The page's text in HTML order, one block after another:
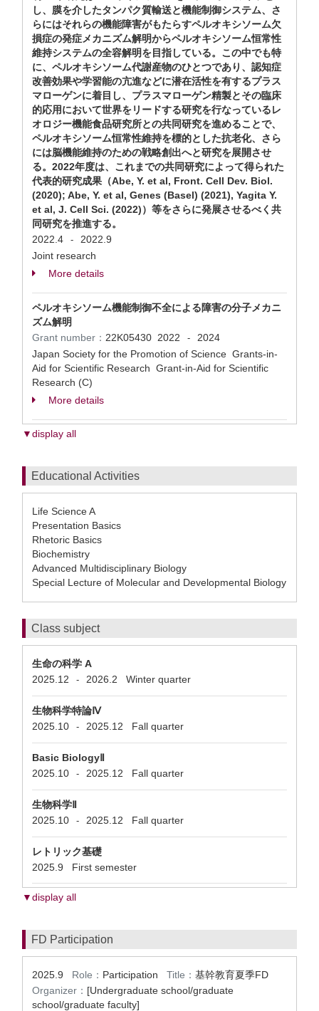
し、膜を介したタンパク質輸送と機能制御システム、さ
らにはそれらの機能障害がもたらすペルオキシソーム欠
損症の発症メカニズム解明からペルオキシソーム恒常性
維持システムの全容解明を目指している。この中でも特
に、ペルオキシソーム代謝産物のひとつであり、認知症
改善効果や学習能の亢進などに潜在活性を有するプラス
マローゲンに着目し、プラスマローゲン精製とその臨床
的応用において世界をリードする研究を行なっているレ
オロジー機能食品研究所との共同研究を進めることで、
ペルオキシソーム恒常性維持を標的とした抗老化、さら
には脳機能維持のための戦略創出へと研究を展開させ
る。2022年度は、これまでの共同研究によって得られた
代表的研究成果（Abe, Y. et al, Front. Cell Dev. Biol.
(2020); Abe, Y. et al, Genes (Basel) (2021), Yagita Y.
et al, J. Cell Sci. (2022)）等をさらに発展させるべく共
同研究を推進する。
2022.4
-
2022.9
Joint research
More details
ペルオキシソーム機能制御不全による障害の分子メカニ
ズム解明
Grant number： 22K05430 2022 -
2024
Japan Society for the Promotion of Science Grants-in-
Aid for Scientific Research Grant-in-Aid for Scientific
Research (C)
More details
▼display all
Educational Activities
Life Science A
Presentation Basics
Rhetoric Basics
Biochemistry
Advanced Multidisciplinary Biology
Special Lecture of Molecular and Developmental Biology
Class subject
生命の科学 A
2025.12
- 2026.2 Winter quarter
生物科学特論Ⅳ
2025.10
- 2025.12 Fall quarter
Basic BiologyⅡ
2025.10
- 2025.12 Fall quarter
生物科学Ⅱ
2025.10
- 2025.12 Fall quarter
レトリック基礎
2025.9 First semester
▼display all
FD Participation
2025.9 Role： Participation Title： 基幹教育夏季FD
Organizer： [Undergraduate school/graduate
school/graduate faculty]